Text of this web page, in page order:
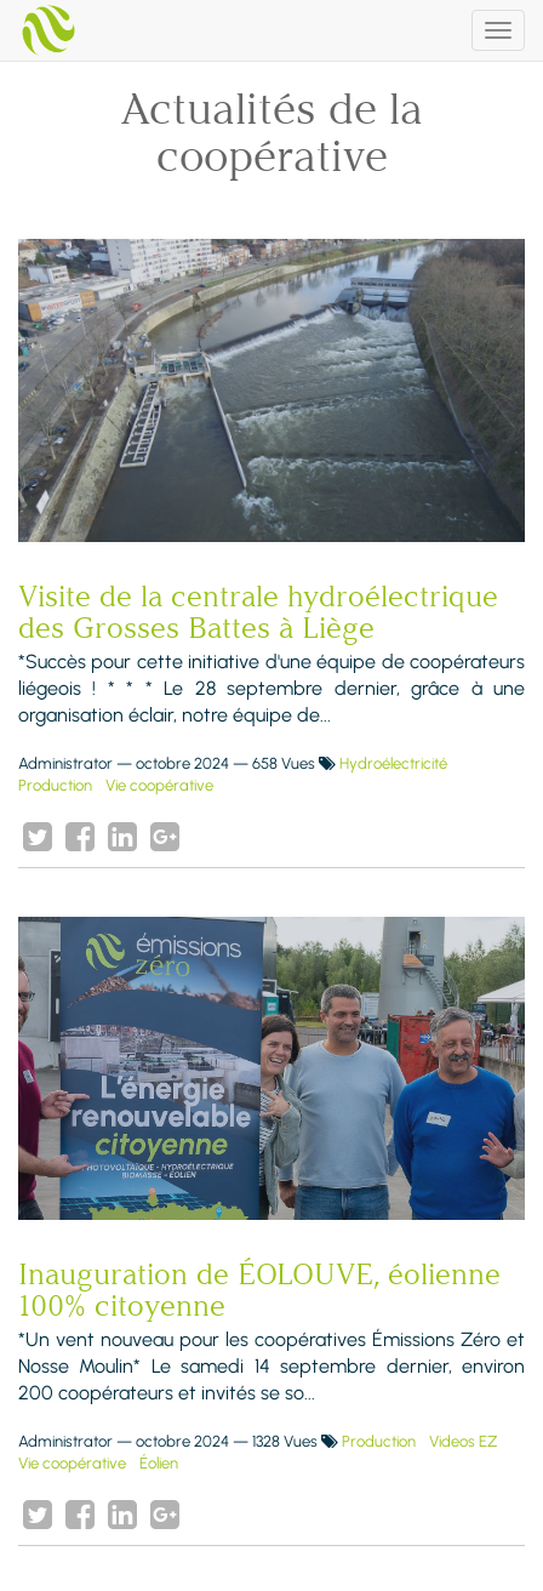
Actualités de la
coopérative
Visite de la centrale hydroélectrique
des Grosses Battes à Liège
*Succès pour cette initiative d'une équipe de coopérateurs
liégeois ! * * * Le 28 septembre dernier, grâce à une
organisation éclair, notre équipe de...
Administrator — octobre 2024 — 658 Vues
Hydroélectricité
Production
Vie coopérative
Inauguration de ÉOLOUVE, éolienne
100% citoyenne
*Un vent nouveau pour les coopératives Émissions Zéro et
Nosse Moulin* Le samedi 14 septembre dernier, environ
200 coopérateurs et invités se so...
Administrator — octobre 2024 — 1328 Vues Production
Videos EZ
Vie coopérative
Éolien